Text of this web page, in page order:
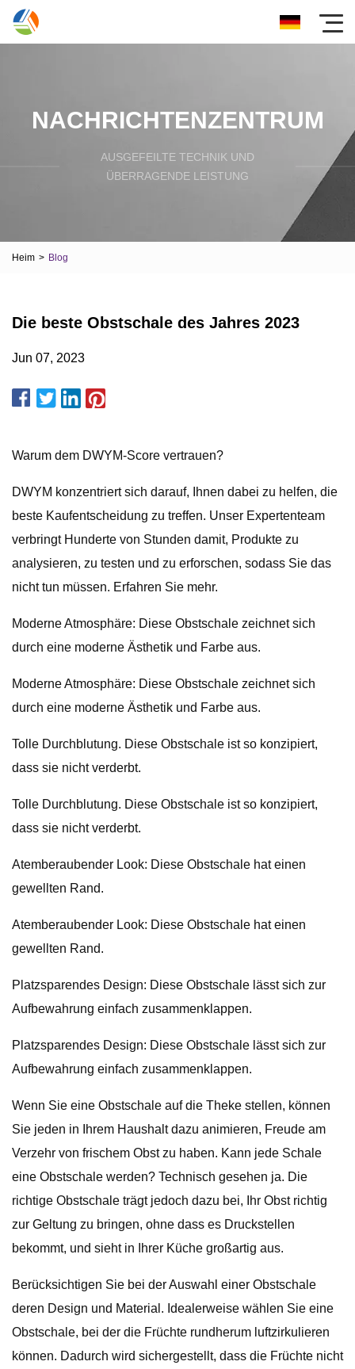
NACHRICHTENZENTRUM
AUSGEFEILTE TECHNIK UND
ÜBERRAGENDE LEISTUNG
Heim > Blog
Die beste Obstschale des Jahres 2023
Jun 07, 2023
Warum dem DWYM-Score vertrauen?
DWYM konzentriert sich darauf, Ihnen dabei zu helfen, die
beste Kaufentscheidung zu treffen. Unser Expertenteam
verbringt Hunderte von Stunden damit, Produkte zu
analysieren, zu testen und zu erforschen, sodass Sie das
nicht tun müssen. Erfahren Sie mehr.
Moderne Atmosphäre: Diese Obstschale zeichnet sich
durch eine moderne Ästhetik und Farbe aus.
Moderne Atmosphäre: Diese Obstschale zeichnet sich
durch eine moderne Ästhetik und Farbe aus.
Tolle Durchblutung. Diese Obstschale ist so konzipiert,
dass sie nicht verderbt.
Tolle Durchblutung. Diese Obstschale ist so konzipiert,
dass sie nicht verderbt.
Atemberaubender Look: Diese Obstschale hat einen
gewellten Rand.
Atemberaubender Look: Diese Obstschale hat einen
gewellten Rand.
Platzsparendes Design: Diese Obstschale lässt sich zur
Aufbewahrung einfach zusammenklappen.
Platzsparendes Design: Diese Obstschale lässt sich zur
Aufbewahrung einfach zusammenklappen.
Wenn Sie eine Obstschale auf die Theke stellen, können
Sie jeden in Ihrem Haushalt dazu animieren, Freude am
Verzehr von frischem Obst zu haben. Kann jede Schale
eine Obstschale werden? Technisch gesehen ja. Die
richtige Obstschale trägt jedoch dazu bei, Ihr Obst richtig
zur Geltung zu bringen, ohne dass es Druckstellen
bekommt, und sieht in Ihrer Küche großartig aus.
Berücksichtigen Sie bei der Auswahl einer Obstschale
deren Design und Material. Idealerweise wählen Sie eine
Obstschale, bei der die Früchte rundherum luftzirkulieren
können. Dadurch wird sichergestellt, dass die Früchte nicht